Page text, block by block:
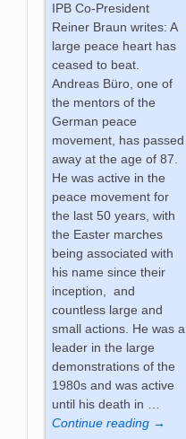
IPB Co-President
Reiner Braun writes: A
large peace heart has
ceased to beat.
Andreas Büro, one of
the mentors of the
German peace
movement, has passed
away at the age of 87.
He was active in the
peace movement for
the last 50 years, with
the Easter marches
being associated with
his name since their
inception, and
countless large and
small actions. He was a
leader in the large
demonstrations of the
1980s and was active
until his death in …
Continue reading →